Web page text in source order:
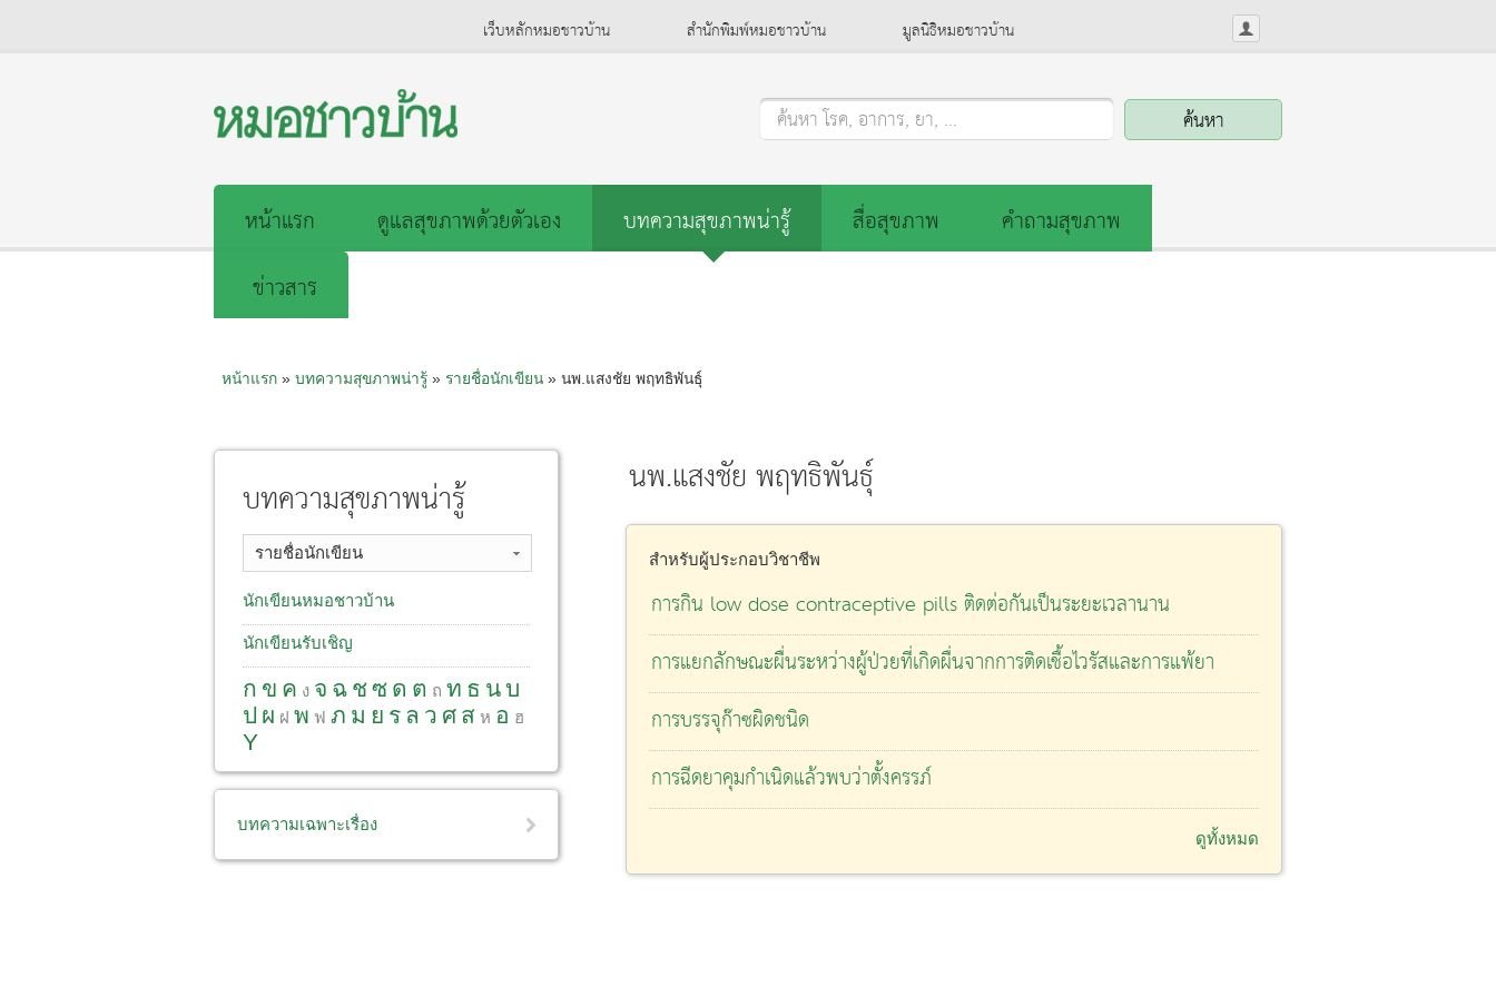
เว็บหลักหมอชาวบ้าน สำนักพิมพ์หมอชาวบ้าน มูลนิธิหมอชาวบ้าน
ค้นหา โรค, อาการ, ยา, ...
หน้าแรก ดูแลสุขภาพด้วยตัวเอง บทความสุขภาพน่ารู้ สื่อสุขภาพ
คำถามสุขภาพ
ข่าวสาร
หน้าแรก» บทความสุขภาพน่ารู้» รายชื่อนักเขียน» นพ.แสงชัย พฤทธิพันธุ์
นพ.แสงชัย พฤทธิพันธุ์
สำหรับผู้ประกอบวิชาชีพ
การกิน low dose contraceptive pills ติดต่อกันเป็นระยะเวลานาน
การแยกลักษณะผื่นระหว่างผู้ป่วยที่เกิดผื่นจากการติดเชื้อไวรัสและการแพ้ยา
การบรรจุก๊าซผิดชนิด
การฉีดยาคุมกำเนิดแล้วพบว่าตั้งครรภ์
ดูทั้งหมด
บทความสุขภาพน่ารู้
รายชื่อนักเขียน
นักเขียนหมอชาวบ้าน
นักเขียนรับเชิญ
ก ข ค ง จ ฉ ชซ ด ต ถ ท ธ นบ
ป ผ ฝ พ ฟ ภ ม ย ร ล ว ศ ส ห อ ฮ
Y
บทความเฉพาะเรื่อง